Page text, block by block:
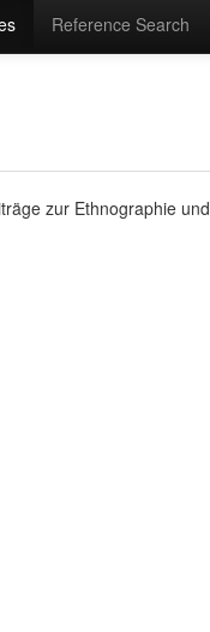
Reference Search
zur Ethnographie und